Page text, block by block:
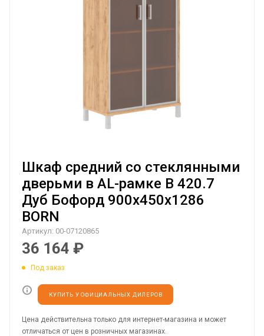
Шкаф средний со стеклянными
дверьми в AL-рамке B 420.7
Дуб Бофорд 900х450х1286
BORN
Артикул: 00-07120865
36 164 ₽
Под заказ
КУПИТЬ У ОФИЦИАЛЬНЫХ ДИЛЕРОВ
Цена действительна только для интернет-магазина и может
отличаться от цен в розничных магазинах.